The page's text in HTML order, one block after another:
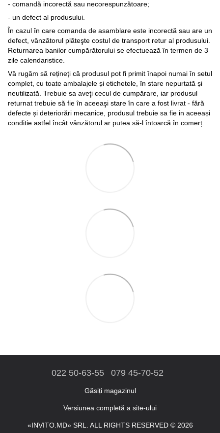
- comandă incorectă sau necorespunzătoare;
- un defect al produsului.
În cazul în care comanda de asamblare este incorectă sau are un
defect, vânzătorul plăteşte costul de transport retur al produsului.
Returnarea banilor cumpărătorului se efectuează în termen de 3
zile calendaristice.
Vă rugăm să rețineți că produsul pot fi primit înapoi numai în setul
complet, cu toate ambalajele și etichetele, în stare nepurtată și
neutilizată. Trebuie sa aveţi cecul de cumpărare, iar produsul
returnat trebuie să fie în aceeaşi stare în care a fost livrat - fără
defecte și deteriorări mecanice, produsul trebuie sa fie in aceeași
conditie astfel încât vânzătorul ar putea să-l întoarcă în comerț.
022 50-63-55 079 45-70-52
Găsiți magazinul
Versiunea completă a site-ului
«INVITO.MD» SRL. ALL RIGHTS RESERVED © 2026